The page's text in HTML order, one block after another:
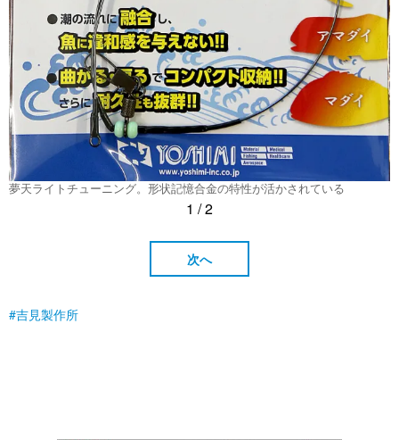
夢天ライトチューニング。形状記憶合金の特性が活かされている
1 / 2
次へ
吉見製作所